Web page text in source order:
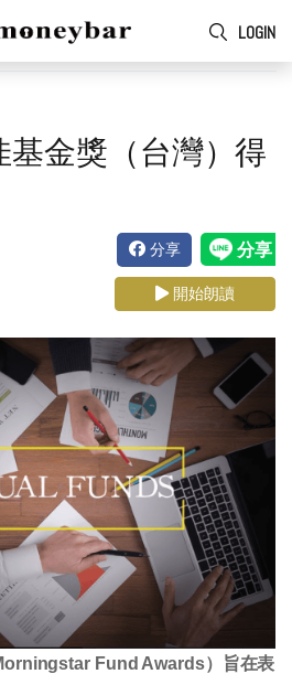
LOGIN
基金獎（台灣）得
分享
開始朗讀
Fund Awards）旨在表